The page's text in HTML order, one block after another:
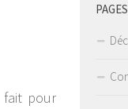
fait pour
PAGES